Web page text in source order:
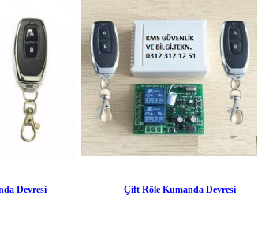
Devresi Çift Röle Kumanda Devresi